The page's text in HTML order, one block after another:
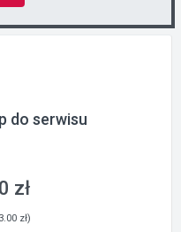
do serwisu
zł
zł)